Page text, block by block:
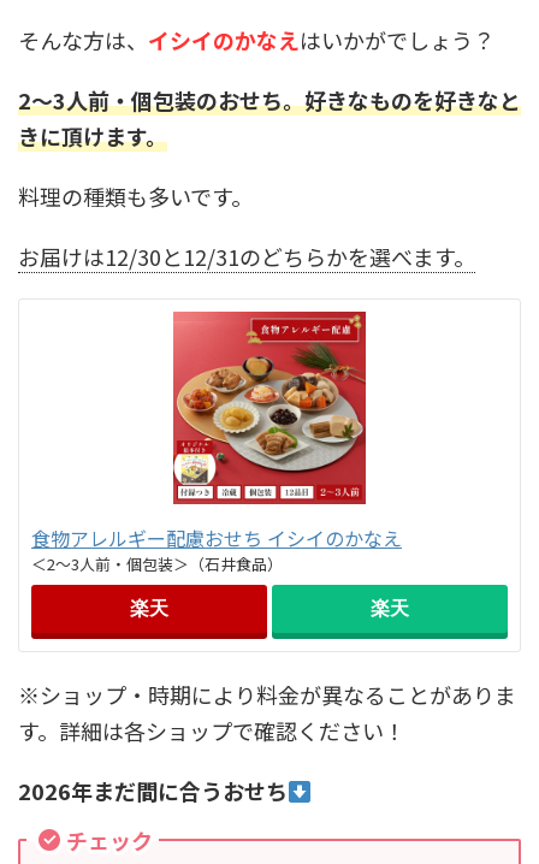
そんな方は、 イシイのかなえはいかがでしょう？
2～3人前・個包装のおせち。好きなものを好きなと
きに頂けます。
料理の種類も多いです。
お届けは12/30と12/31のどちらかを選べます。
食物アレルギー配慮おせち イシイのかなえ
＜2～3人前・個包装＞（石井食品）
楽天 楽天
※ショップ・時期により料金が異なることがありま
す。詳細は各ショップで確認ください！
2026年まだ間に合うおせち
チェック